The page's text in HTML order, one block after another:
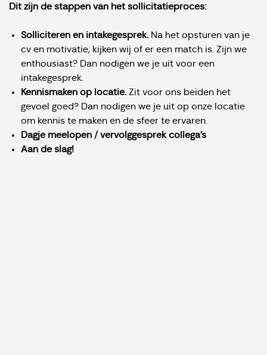
Dit zijn de stappen van het sollicitatieproces:
Solliciteren en intakegesprek. Na het opsturen van je
cv en motivatie, kijken wij of er een match is. Zijn we
enthousiast? Dan nodigen we je uit voor een
intakegesprek.
Kennismaken op locatie. Zit voor ons beiden het
gevoel goed? Dan nodigen we je uit op onze locatie
om kennis te maken en de sfeer te ervaren.
Dagje meelopen / vervolggesprek collega's
Aan de slag!